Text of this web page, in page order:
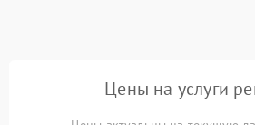
Цены на услуги